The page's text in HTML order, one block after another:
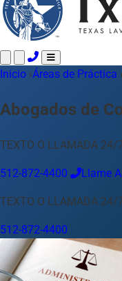
Llame 24/7 · 512-
Áreas de Práctica
Acerca de Nosotros
Su Ubicación
Austin 512-872-4400
Inicio ›Áreas de Práctica ›
Abogados de
TEXTO O LLAMADA 24/
512-872-4400 Llame
TEXTO O LLAMADA 24/
512-872-4400